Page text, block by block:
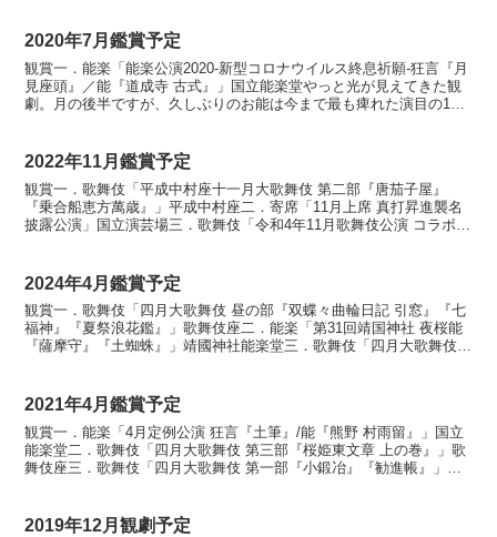
2020年7月鑑賞予定
観賞一．能楽「能楽公演2020-新型コロナウイルス終息祈願-狂言『月
見座頭』／能『道成寺 古式』」国立能楽堂やっと光が見えてきた観
劇。月の後半ですが、久しぶりのお能は今まで最も痺れた演目の1つ
2022年11月鑑賞予定
観賞一．歌舞伎「平成中村座十一月大歌舞伎 第二部『唐茄子屋』
『乗合船恵方萬歳』」平成中村座二．寄席「11月上席 真打昇進襲名
披露公演」国立演芸場三．歌舞伎「令和4年11月歌舞伎公演 コラボ忠
2024年4月鑑賞予定
観賞一．歌舞伎「四月大歌舞伎 昼の部『双蝶々曲輪日記 引窓』『七
福神』『夏祭浪花鑑』」歌舞伎座二．能楽「第31回靖国神社 夜桜能
『薩摩守』『土蜘蛛』」靖國神社能楽堂三．歌舞伎「四月大歌舞伎
2021年4月鑑賞予定
観賞一．能楽「4月定例公演 狂言『土筆』/能『熊野 村雨留』」国立
能楽堂二．歌舞伎「四月大歌舞伎 第三部『桜姫東文章 上の巻』」歌
舞伎座三．歌舞伎「四月大歌舞伎 第一部『小鍛冶』『勧進帳』」歌
2019年12月観劇予定